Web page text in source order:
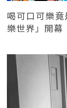
喝可口可樂
樂世界」開幕